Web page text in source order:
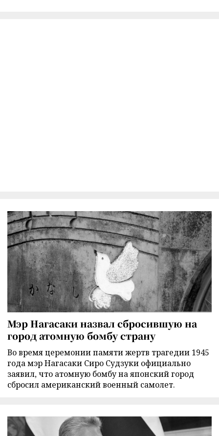
Мэр Нагасаки назвал сбросившую на
город атомную бомбу страну
Во время церемонии памяти жертв трагедии 1945
года мэр Нагасаки Сиро Судзуки официально
заявил, что атомную бомбу на японский город
сбросил американский военный самолет.